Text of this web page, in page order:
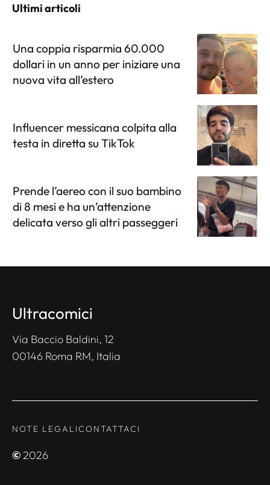
Ultimi articoli
Una coppia risparmia 60.000
dollari in un anno per iniziare una
nuova vita all’estero
Influencer messicana colpita alla
testa in diretta su TikTok
Prende l’aereo con il suo bambino
di 8 mesi e ha un’attenzione
delicata verso gli altri passeggeri
Ultracomici
Via Baccio Baldini, 12
00146 Roma RM, Italia
NOTE LEGALICONTATTACI
©2026